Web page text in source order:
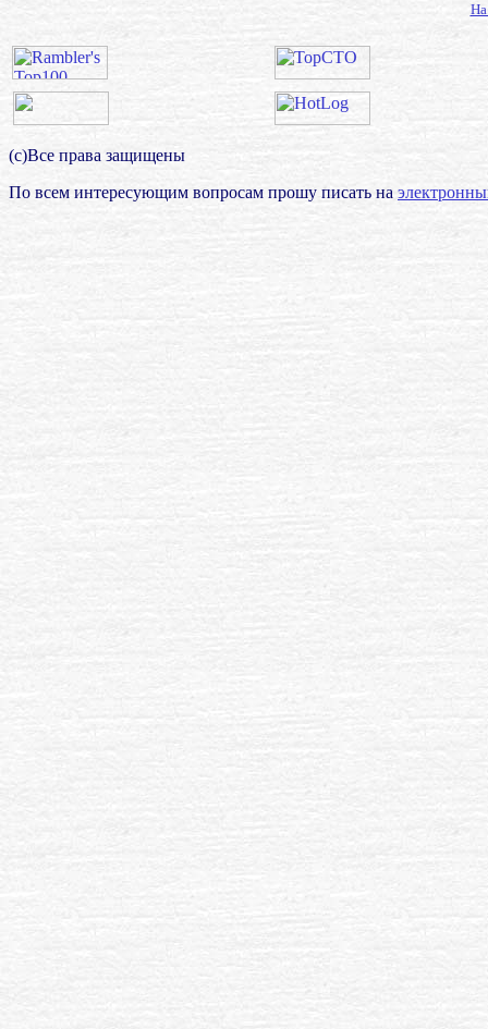
(с)Все права защищены
По всем интересующим вопросам прошу писать на